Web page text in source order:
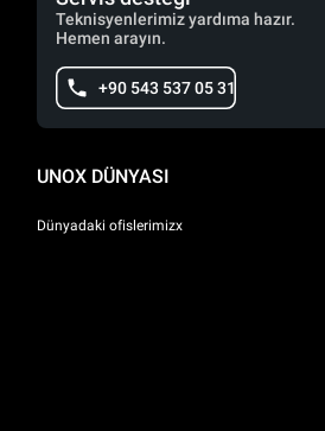
Teknisyenlerimiz yardıma hazır.
Hemen arayın.
+90 543 537 05 31
UNOX DÜNYASI
Dünyadaki ofislerimizx